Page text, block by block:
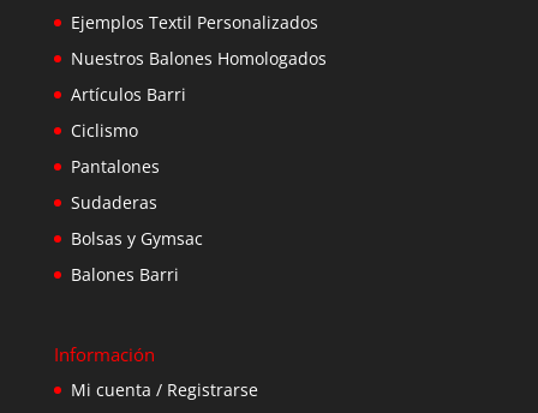
Ejemplos Textil Personalizados
Nuestros Balones Homologados
Artículos Barri
Ciclismo
Pantalones
Sudaderas
Bolsas y Gymsac
Balones Barri
Información
Mi cuenta / Registrarse